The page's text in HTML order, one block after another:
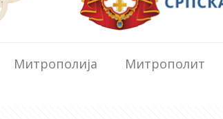
Митрополија Митрополит